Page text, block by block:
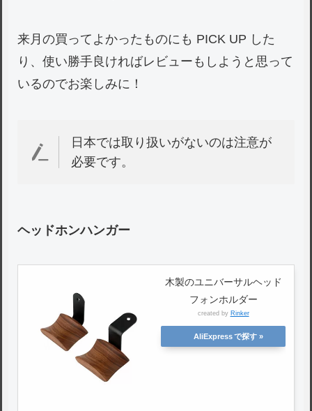
来月の買ってよかったものにも PICK UP した
り、使い勝手良ければレビューもしようと思って
いるのでお楽しみに！
日本では取り扱いがないのは注意が
必要です。
ヘッドホンハンガー
木製のユニバーサルヘッド
フォンホルダー
created by Rinker
AliExpress